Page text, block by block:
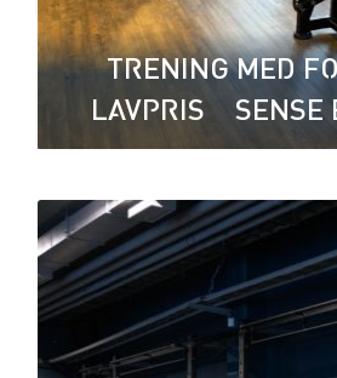
TRENING MED
LAVPRIS – SENSE